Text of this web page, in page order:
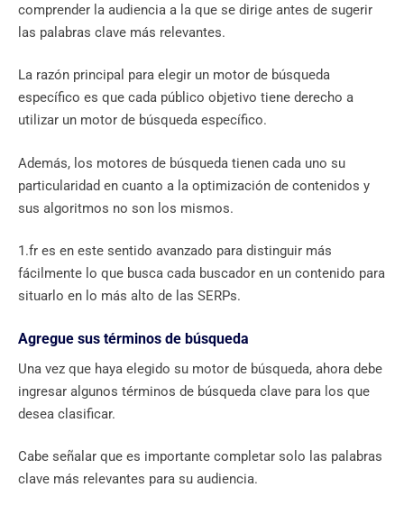
comprender la audiencia a la que se dirige antes de sugerir
las palabras clave más relevantes.
La razón principal para elegir un motor de búsqueda
específico es que cada público objetivo tiene derecho a
utilizar un motor de búsqueda específico.
Además, los motores de búsqueda tienen cada uno su
particularidad en cuanto a la optimización de contenidos y
sus algoritmos no son los mismos.
1.fr es en este sentido avanzado para distinguir más
fácilmente lo que busca cada buscador en un contenido para
situarlo en lo más alto de las SERPs.
Agregue sus términos de búsqueda
Una vez que haya elegido su motor de búsqueda, ahora debe
ingresar algunos términos de búsqueda clave para los que
desea clasificar.
Cabe señalar que es importante completar solo las palabras
clave más relevantes para su audiencia.